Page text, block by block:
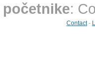
početnike:
Contact-